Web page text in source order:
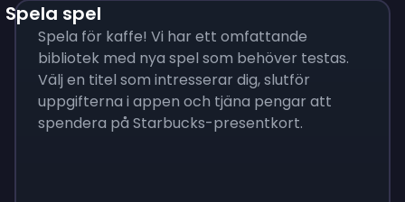
Spela spel
Spela för kaffe! Vi har ett omfattande
bibliotek med nya spel som behöver testas.
Välj en titel som intresserar dig, slutför
uppgifterna i appen och tjäna pengar att
spendera på Starbucks-presentkort.